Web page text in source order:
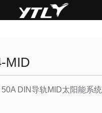
MID
DIN导轨MID太阳能系